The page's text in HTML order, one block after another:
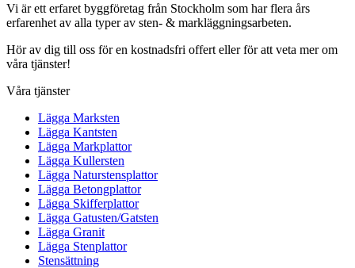
Vi är ett erfaret byggföretag från Stockholm som har flera års
erfarenhet av alla typer av sten- & markläggningsarbeten.
Hör av dig till oss för en kostnadsfri offert eller för att veta mer om
våra tjänster!
Våra tjänster
Lägga Marksten
Lägga Kantsten
Lägga Markplattor
Lägga Kullersten
Lägga Naturstensplattor
Lägga Betongplattor
Lägga Skifferplattor
Lägga Gatusten/Gatsten
Lägga Granit
Lägga Stenplattor
Stensättning